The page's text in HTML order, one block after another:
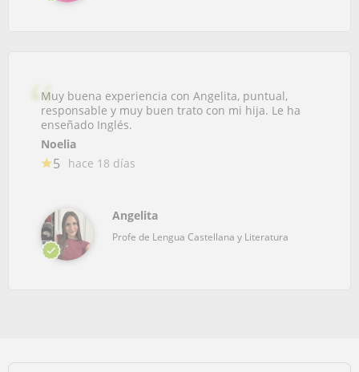
Muy buena experiencia con Angelita, puntual,
responsable y muy buen trato con mi hija. Le ha
enseñado Inglés.
Noelia
5 hace 18 días
Angelita
Profe de Lengua Castellana y Literatura